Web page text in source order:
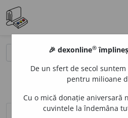
definiții (1) pronunțievolume_up (1)
🎉 dexonline®
De un sfert de secol
pentru milioane
Cu o mică donație aniversară
cuvintele la îndemâna